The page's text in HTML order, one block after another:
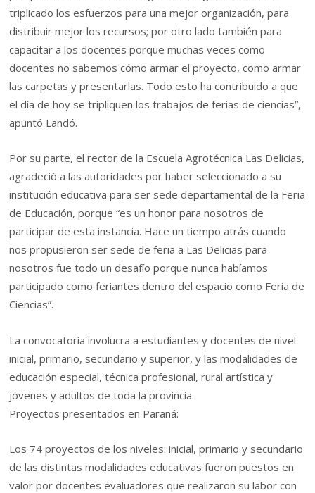
triplicado los esfuerzos para una mejor organización, para
distribuir mejor los recursos; por otro lado también para
capacitar a los docentes porque muchas veces como
docentes no sabemos cómo armar el proyecto, como armar
las carpetas y presentarlas. Todo esto ha contribuido a que
el día de hoy se tripliquen los trabajos de ferias de ciencias”,
apuntó Landó.
Por su parte, el rector de la Escuela Agrotécnica Las Delicias,
agradeció a las autoridades por haber seleccionado a su
institución educativa para ser sede departamental de la Feria
de Educación, porque “es un honor para nosotros de
participar de esta instancia. Hace un tiempo atrás cuando
nos propusieron ser sede de feria a Las Delicias para
nosotros fue todo un desafío porque nunca habíamos
participado como feriantes dentro del espacio como Feria de
Ciencias”.
La convocatoria involucra a estudiantes y docentes de nivel
inicial, primario, secundario y superior, y las modalidades de
educación especial, técnica profesional, rural artística y
jóvenes y adultos de toda la provincia.
Proyectos presentados en Paraná:
Los 74 proyectos de los niveles: inicial, primario y secundario
de las distintas modalidades educativas fueron puestos en
valor por docentes evaluadores que realizaron su labor con